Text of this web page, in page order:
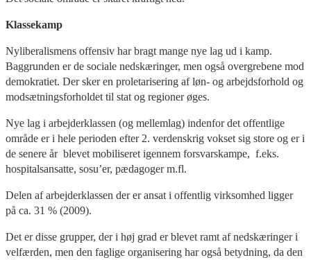
Klassekamp
Nyliberalismens offensiv har bragt mange nye lag ud i kamp.
Baggrunden er de sociale nedskæringer, men også overgrebene mod
demokratiet. Der sker en proletarisering af løn- og arbejdsforhold og
modsætningsforholdet til stat og regioner øges.
Nye lag i arbejderklassen (og mellemlag) indenfor det offentlige
område er i hele perioden efter 2. verdenskrig vokset sig store og er i
de senere år blevet mobiliseret igennem forsvarskampe, f.eks.
hospitalsansatte, sosu’er, pædagoger m.fl.
Delen af arbejderklassen der er ansat i offentlig virksomhed ligger
på ca. 31 % (2009).
Det er disse grupper, der i høj grad er blevet ramt af nedskæringer i
velfærden, men den faglige organisering har også betydning, da den